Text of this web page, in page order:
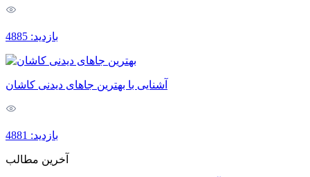
بازدید: 4885
آشنایی با بهترین جاهای دیدنی کاشان
بازدید: 4881
آخرین مطالب